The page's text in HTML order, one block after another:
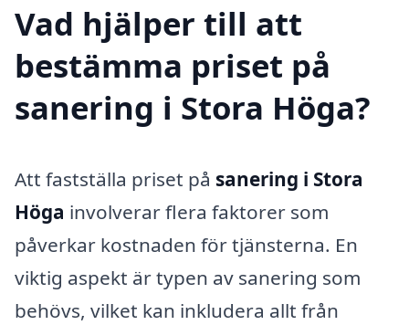
Vad hjälper till att
bestämma priset på
sanering i Stora Höga?
Att fastställa priset på sanering i Stora
Höga involverar flera faktorer som
påverkar kostnaden för tjänsterna. En
viktig aspekt är typen av sanering som
behövs, vilket kan inkludera allt från